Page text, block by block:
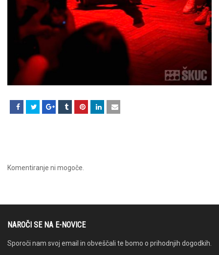
Komentiranje ni mogoče.
NAROČI SE NA E-NOVICE
Sporoči nam svoj email in obveščali te bomo o prihodnjih dogodkih.